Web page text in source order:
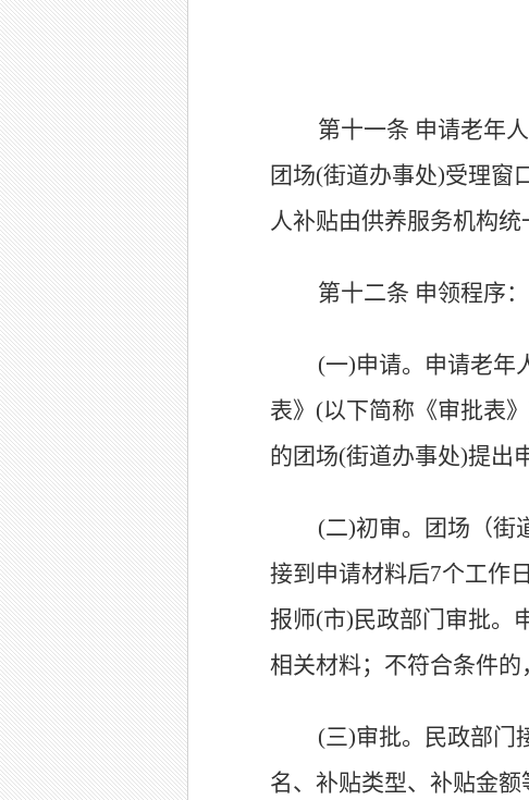
第十一条 申请老年
团场(街道办事处)受理窗
人补贴由供养服务机构统
第十二条 申领程序：
(一)申请。申请老年
表》(以下简称《审批表
的团场(街道办事处)提出
(二)初审。团场（街
接到申请材料后7个工作
报师(市)民政部门审批。
相关材料；不符合条件的
(三)审批。民政部门
名、补贴类型、补贴金